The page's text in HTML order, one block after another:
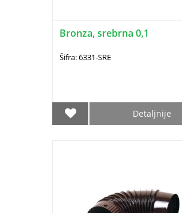
Bronza, srebrna 0,1
Šifra: 6331-SRE
Detaljnije